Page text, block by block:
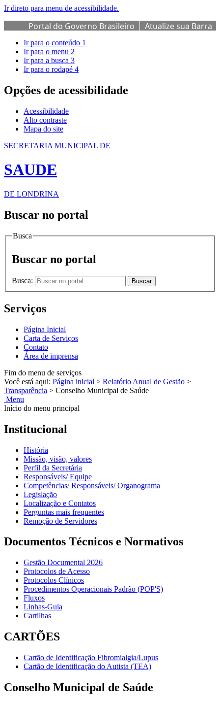
Ir direto para menu de acessibilidade.
Portal do Governo Brasileiro
Atualize sua Barra
de Governo
Ir para o conteúdo 1
Ir para o menu 2
Ir para a busca 3
Ir para o rodapé 4
Opções de acessibilidade
Acessibilidade
Alto contraste
Mapa do site
SECRETARIA MUNICIPAL DE
SAUDE
DE LONDRINA
Buscar no portal
Busca
Buscar no portal
Busca: Buscar
Serviços
Página Inicial
Carta de Serviços
Contato
Área de imprensa
Fim do menu de serviços
Você está aqui: Página inicial > Relatório Anual de Gestão >
Transparência > Conselho Municipal de Saúde
Menu
Início do menu principal
Institucional
História
Missão, visão, valores
Perfil da Secretária
Responsáveis/ Equipe
Competências/ Responsáveis/ Organograma
Legislação
Localização e Contatos
Perguntas mais frequentes
Remoção de Servidores
Documentos Técnicos e Normativos
Gestão Documental 2026
Protocolos de Acesso
Protocolos Clínicos
Procedimentos Operacionais Padrão (POP'S)
Fluxos
Linhas-Guia
Cartilhas
CARTÕES
Cartão de Identificação Fibromialgia/Lupus
Cartão de Identificação do Autista (TEA)
Conselho Municipal de Saúde